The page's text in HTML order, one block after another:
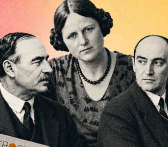
Die Branche gilt mit rund einer Million
Industrie. Der doppelten Belastung aus
Konkurrenz begegnen viele Unternehmen
und Verwaltung werden zunehmend ins
Asien, Osteuropa und Nordamerika
Inland weiterhin in Forschung und
der Unternehmen ihre F&E-Ausgaben, fast
stärker einsetzen. Der Schwerpunkt liegt
Effizienzsteigerungen und Kostenkontrolle
Die Entwicklungen im Maschinenbau stehen